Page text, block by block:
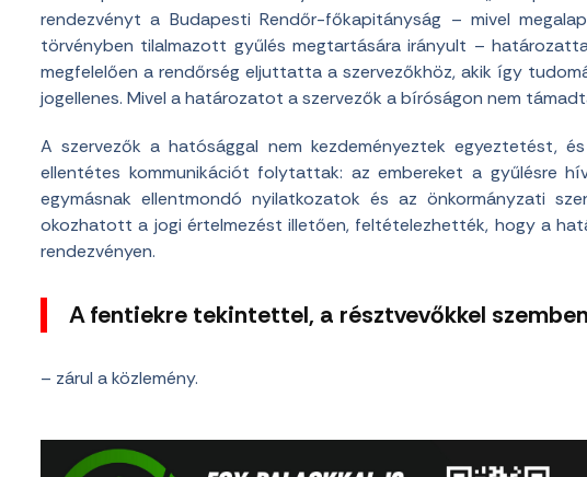
rendezvényt a Budapesti Rendőr-főkapitányság – mivel
törvényben tilalmazott gyűlés megtartására irányult –
megfelelően a rendőrség eljuttatta a szervezőkhöz, akik így
jogellenes. Mivel a határozatot a szervezők a bíróságon nem
A szervezők a hatósággal nem kezdeményeztek egyeztetést,
ellentétes kommunikációt folytattak: az embereket a gyűlésre
egymásnak ellentmondó nyilatkozatok és az önkormányzati
okozhatott a jogi értelmezést illetően, feltételezhették, hogy a
rendezvényen.
A fentiekre tekintettel, a résztvevőkkel
– zárul a közlemény.